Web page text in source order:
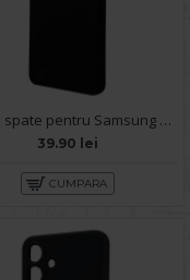
Husa spate pentru Samsung Galaxy S25 - Dare Case
39.90 lei
CUMPARA